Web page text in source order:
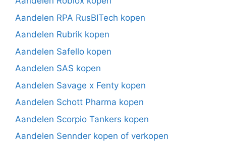
Aandelen RPA RusBITech kopen
Aandelen Rubrik kopen
Aandelen Safello kopen
Aandelen SAS kopen
Aandelen Savage x Fenty kopen
Aandelen Schott Pharma kopen
Aandelen Scorpio Tankers kopen
Aandelen Sennder kopen of verkopen